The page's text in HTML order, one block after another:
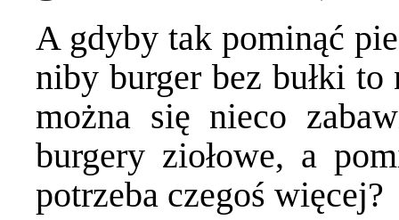
A gdyby tak pominąć
niby burger bez bułki
można się nieco
burgery ziołowe, a
potrzeba czegoś więcej?